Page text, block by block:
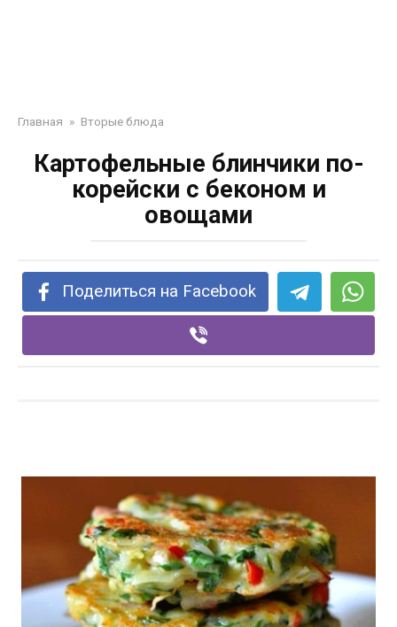
Главная » Вторые блюда
Картофельные блинчики по-
корейски с беконом и
овощами
Поделиться на Facebook